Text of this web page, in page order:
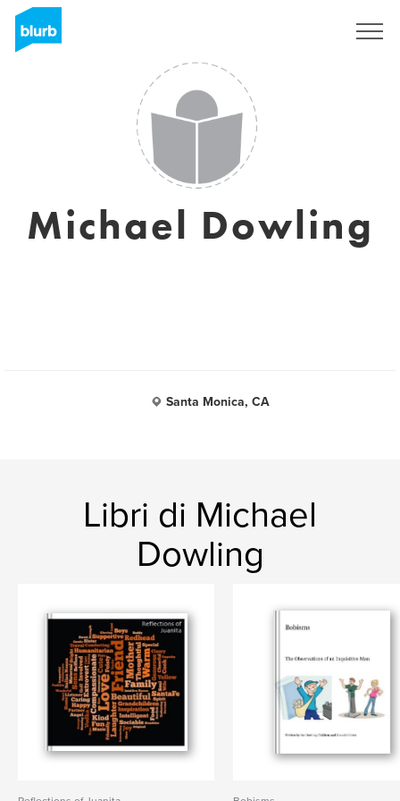
Michael Dowling
Santa Monica, CA
Libri di Michael
Dowling